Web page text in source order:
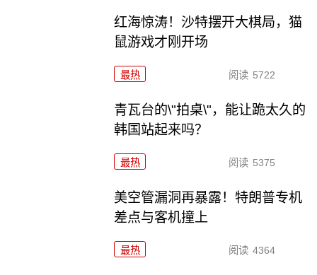
红海惊涛！沙特摆开大棋局，猫
鼠游戏才刚开场
最热 阅读 5722
青瓦台的\"拍桌\"，能让跪太久的
韩国站起来吗？
最热 阅读 5375
美空管漏洞再暴露！特朗普专机
差点与客机撞上
最热 阅读 4364